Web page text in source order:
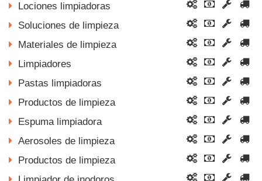
Lociones limpiadoras
Soluciones de limpieza
Materiales de limpieza
Limpiadores
Pastas limpiadoras
Productos de limpieza
Espuma limpiadora
Aerosoles de limpieza
Productos de limpieza